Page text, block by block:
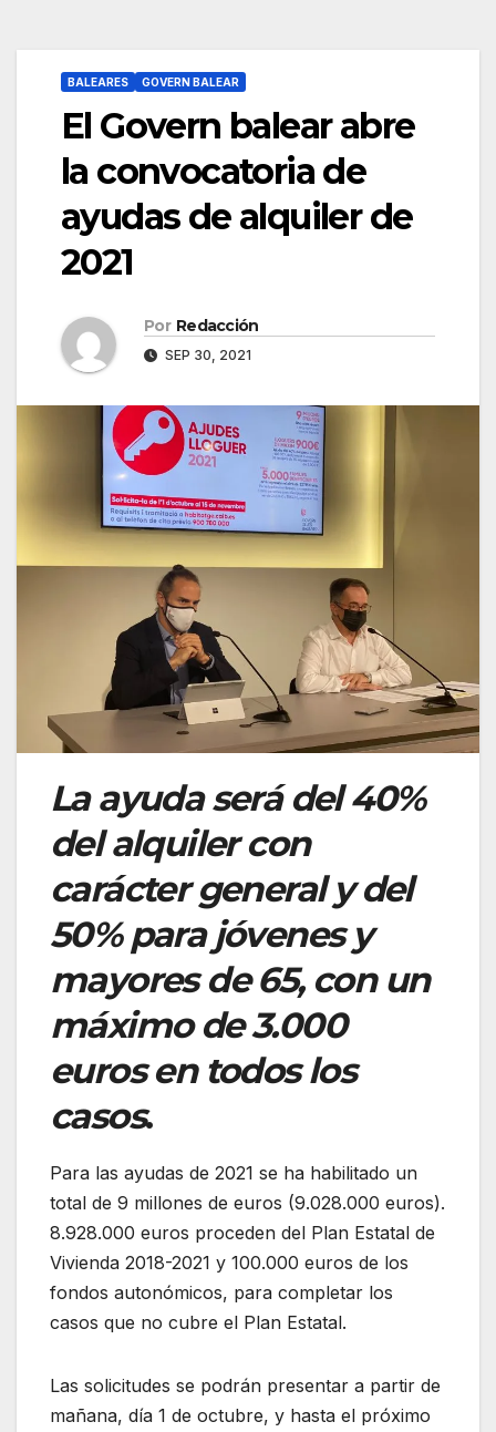
BALEARES GOVERN BALEAR
El Govern balear abre
la convocatoria de
ayudas de alquiler de
2021
Por Redacción
SEP 30, 2021
La ayuda será del 40%
del alquiler con
carácter general y del
50% para jóvenes y
mayores de 65, con un
máximo de 3.000
euros en todos los
casos.
Para las ayudas de 2021 se ha habilitado un
total de 9 millones de euros (9.028.000 euros).
8.928.000 euros proceden del Plan Estatal de
Vivienda 2018-2021 y 100.000 euros de los
fondos autonómicos, para completar los
casos que no cubre el Plan Estatal.
Las solicitudes se podrán presentar a partir de
mañana, día 1 de octubre, y hasta el próximo